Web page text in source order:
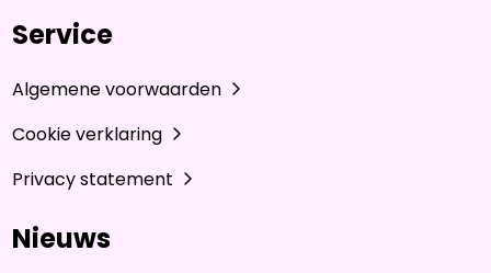
Service
Algemene voorwaarden
Cookie verklaring
Privacy statement
Nieuws